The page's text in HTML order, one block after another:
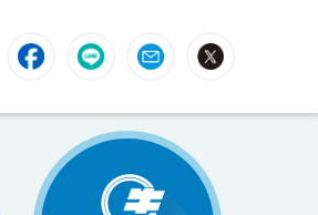
InstagramFacebookLINE Mail